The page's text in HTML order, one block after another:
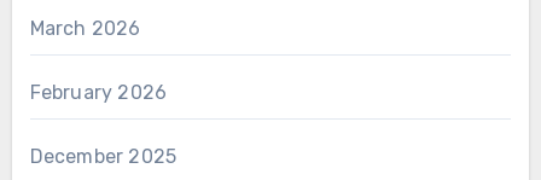
March 2026
February 2026
December 2025